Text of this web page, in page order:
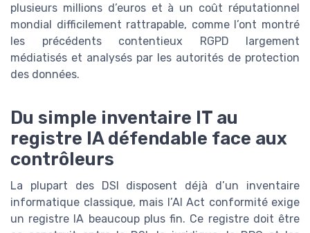
plusieurs millions d’euros et à un coût réputationnel
mondial difficilement rattrapable, comme l’ont montré
les précédents contentieux RGPD largement
médiatisés et analysés par les autorités de protection
des données.
Du simple inventaire IT au
registre IA défendable face aux
contrôleurs
La plupart des DSI disposent déjà d’un inventaire
informatique classique, mais l’AI Act conformité exige
un registre IA beaucoup plus fin. Ce registre doit être